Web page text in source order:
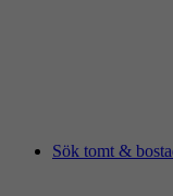
Sök tomt &